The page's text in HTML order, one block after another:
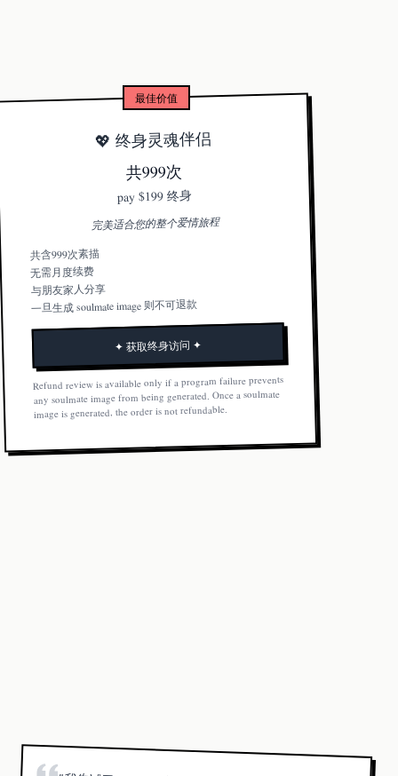
最佳价值
💖 终身灵魂伴侣
共999次
pay $199 终身
完美适合您的整个爱情旅程
共含999次素描
无需月度续费
与朋友家人分享
一旦生成 soulmate image 则不可退款
✦ 获取终身访问 ✦
Refund review is available only if a program failure prevents
any soulmate image from being generated. Once a soulmate
image is generated, the order is not refundable.